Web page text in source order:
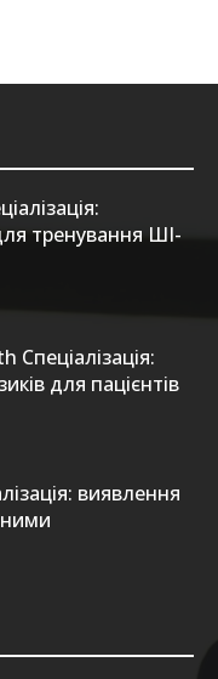
тренування ШІ-
Спеціалізація:
для пацієнтів
виявлення